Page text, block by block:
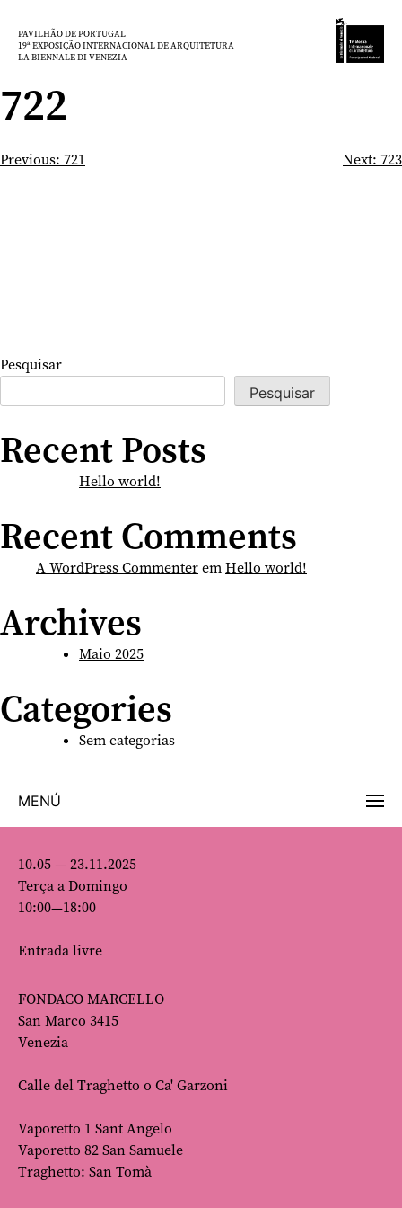
paraPAVILHÃO DE PORTUGAL
19ª EXPOSIÇÃO INTERNACIONAL DE ARQUITETURA
LA BIENNALE DI VENEZIA
722
Navegação
Previous: 721 Next: 723
Pesquisar
Pesquisar
Recent Posts
Hello world!
Recent Comments
A WordPress CommenteremHello world!
Archives
Maio 2025
Categories
Sem categorias
MENÚ
10.05 — 23.11.2025
Terça a Domingo
10:00—18:00
Entrada livre
FONDACO MARCELLO
San Marco 3415
Venezia
Calle del Traghetto o Ca' Garzoni
Vaporetto 1 Sant Angelo
Vaporetto 82 San Samuele
Traghetto: San Tomà